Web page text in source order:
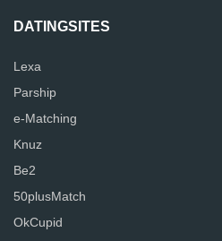
DATINGSITES
Lexa
Parship
e-Matching
Knuz
Be2
50plusMatch
OkCupid